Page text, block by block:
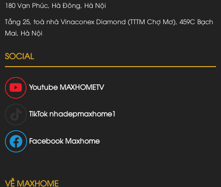
180 Vạn Phúc, Hà Đông, Hà Nội
Tầng 25, toà nhà Vinaconex Diamond (TTTM Chợ Mơ), 459C Bạch
Mai, Hà Nội
SOCIAL
Youtube MAXHOMETV
TikTok nhadepmaxhome1
Facebook Maxhome
VỀ MAXHOME